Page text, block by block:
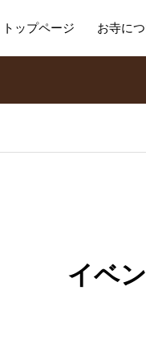
トップページ お寺に
イベ